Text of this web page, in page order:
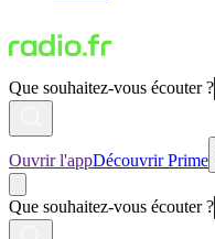
Que souhaitez-vous écouter ?
Ouvrir l'appDécouvrir Prime
Que souhaitez-vous écouter ?